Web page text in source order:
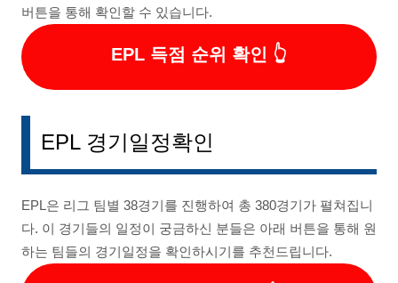
버튼을 통해 확인할 수 있습니다.
EPL 득점 순위 확인
EPL 경기일정확인
EPL은 리그 팀별 38경기를 진행하여 총 380경기가 펼쳐집니
다. 이 경기들의 일정이 궁금하신 분들은 아래 버튼을 통해 원
하는 팀들의 경기일정을 확인하시기를 추천드립니다.